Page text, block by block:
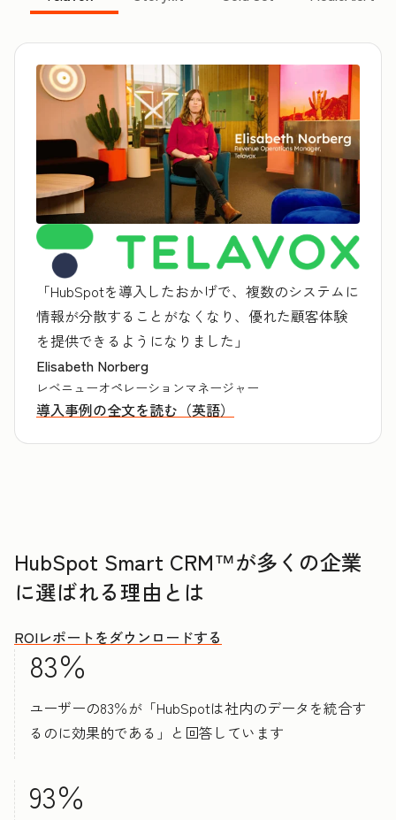
「HubSpotを導入したおかげで、複数のシステムに
情報が分散することがなくなり、優れた顧客体験
を提供できるようになりました」
Elisabeth Norberg
レベニューオペレーションマネージャー
導入事例の全文を読む（英語）
HubSpot Smart CRM™が多くの企業
に選ばれる理由とは
ROIレポートをダウンロードする
83％
ユーザーの83％が「HubSpotは社内のデータを統合す
るのに効果的である」と回答しています
93％